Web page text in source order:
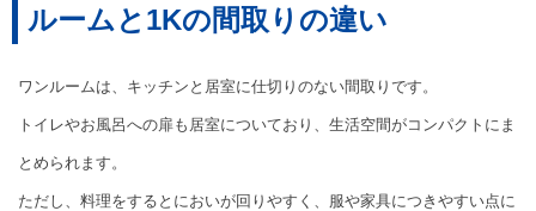
ルームと1Kの間取りの違い
ワンルームは、キッチンと居室に仕切りのない間取りです。
トイレやお風呂への扉も居室についており、生活空間がコンパクトにま
とめられます。
ただし、料理をするとにおいが回りやすく、服や家具につきやすい点に